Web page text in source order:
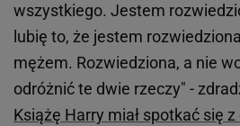
wszystkiego. Jestem
lubię to, że jestem
mężem. Rozwiedziona, a nie
odróżnić te dwie rzeczy" -
Książę Harry miał spotkać się